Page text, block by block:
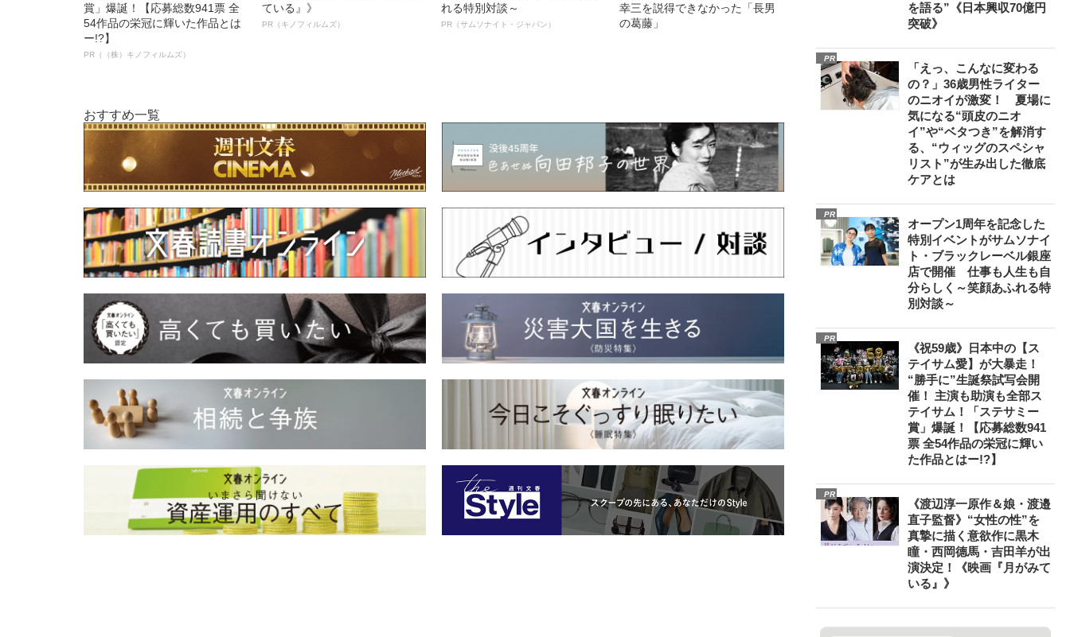
賞」爆誕！【応募総数941票 全
54作品の栄冠に輝いた作品とは
ー!?】
PR（（株）キノフィルムズ）
ている』》
PR（キノフィルムズ）
れる特別対談～
PR（サムソナイト・ジャパン）
幸三を説得できなかった「長男
の葛藤」
おすすめ一覧
を語る”《日本興収70億円
突破》
PR
「えっ、こんなに変わる
の？」36歳男性ライター
のニオイが激変！ 夏場に
気になる“頭皮のニオ
イ”や“ベタつき”を解消す
る、“ウィッグのスペシャ
リスト”が生み出した徹底
ケアとは
PR
オープン1周年を記念した
特別イベントがサムソナイ
ト・ブラックレーベル銀座
店で開催 仕事も人生も自
分らしく～笑顔あふれる特
別対談～
PR
《祝59歳》日本中の【ス
テイサム愛】が大暴走！
“勝手に”生誕祭試写会開
催！ 主演も助演も全部ス
テイサム！「ステサミー
賞」爆誕！【応募総数941
票 全54作品の栄冠に輝い
た作品とはー!?】
PR
《渡辺淳一原作＆娘・渡邉
直子監督》“女性の性”を
真摯に描く意欲作に黒木
瞳・西岡德馬・吉田羊が出
演決定！《映画『月がみて
いる』》